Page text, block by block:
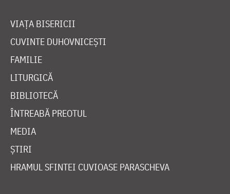
VIAȚA BISERICII
CUVINTE DUHOVNICEȘTI
FAMILIE
LITURGICĂ
BIBLIOTECĂ
ÎNTREABĂ PREOTUL
MEDIA
ȘTIRI
HRAMUL SFINTEI CUVIOASE PARASCHEVA